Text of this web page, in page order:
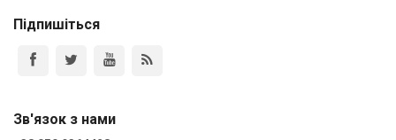
Підпишіться
Зв'язок з нами